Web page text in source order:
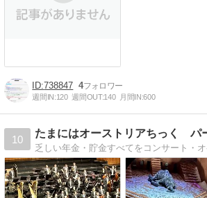
738847 4
週間IN:120 週間OUT:140 月間IN:600
10
たまにはオーストリアちっく パ